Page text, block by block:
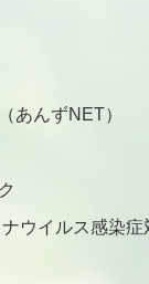
あんずNET）
ウイルス感染症